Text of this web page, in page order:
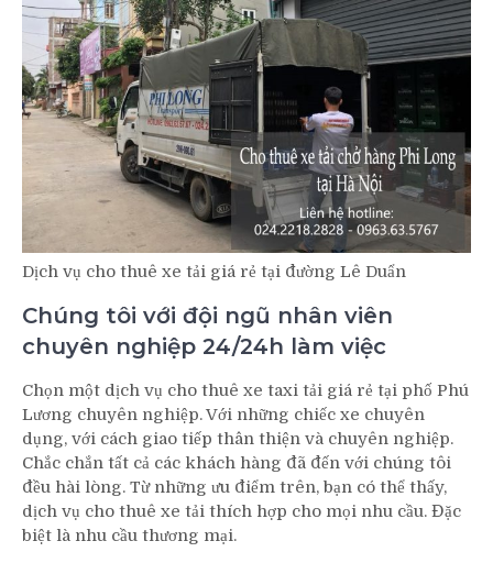
Dịch vụ cho thuê xe tải giá rẻ tại đường Lê Duẩn
Chúng tôi với đội ngũ nhân viên
chuyên nghiệp 24/24h làm việc
Chọn một dịch vụ cho thuê xe taxi tải giá rẻ tại phố Phú
Lương chuyên nghiệp. Với những chiếc xe chuyên
dụng, với cách giao tiếp thân thiện và chuyên nghiệp.
Chắc chắn tất cả các khách hàng đã đến với chúng tôi
đều hài lòng. Từ những ưu điểm trên, bạn có thể thấy,
dịch vụ cho thuê xe tải thích hợp cho mọi nhu cầu. Đặc
biệt là nhu cầu thương mại.